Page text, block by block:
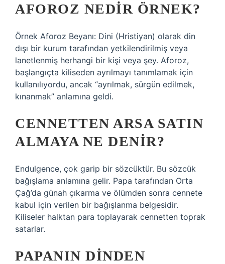
AFOROZ NEDIR ÖRNEK?
Örnek Aforoz Beyanı: Dini (Hristiyan) olarak din
dışı bir kurum tarafından yetkilendirilmiş veya
lanetlenmiş herhangi bir kişi veya şey. Aforoz,
başlangıçta kiliseden ayrılmayı tanımlamak için
kullanılıyordu, ancak “ayrılmak, sürgün edilmek,
kınanmak” anlamına geldi.
CENNETTEN ARSA SATIN
ALMAYA NE DENIR?
Endulgence, çok garip bir sözcüktür. Bu sözcük
bağışlama anlamına gelir. Papa tarafından Orta
Çağ’da günah çıkarma ve ölümden sonra cennete
kabul için verilen bir bağışlanma belgesidir.
Kiliseler halktan para toplayarak cennetten toprak
satarlar.
PAPANIN DINDEN